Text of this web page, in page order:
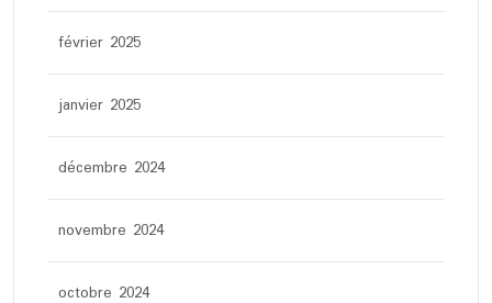
février 2025
janvier 2025
décembre 2024
novembre 2024
octobre 2024